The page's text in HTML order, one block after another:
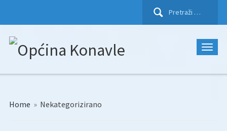
Pretraži:
Home » Nekategorizirano